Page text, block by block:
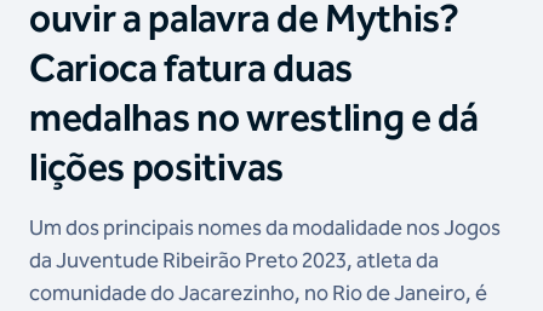
ouvir a palavra de Mythis?
Carioca fatura duas
medalhas no wrestling e dá
lições positivas
Um dos principais nomes da modalidade nos Jogos
da Juventude Ribeirão Preto 2023, atleta da
comunidade do Jacarezinho, no Rio de Janeiro, é